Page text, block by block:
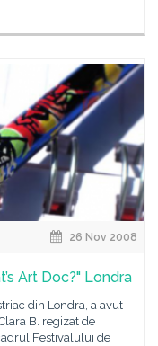
26 Nov 2008
Art Doc?" Londra
din Londra, a avut
B. regizat de
Festivalului de